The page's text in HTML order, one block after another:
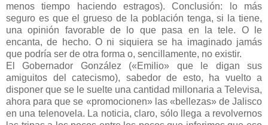
menos tiempo haciendo estragos). Conclusión: lo más
seguro es que el grueso de la población tenga, si la tiene,
una opinión favorable de lo que pasa en la tele. O le
encanta, de hecho. O ni siquiera se ha imaginado jamás
que podría ser de otra forma o, sencillamente, no existir.
El Gobernador González («Emilio» que le digan sus
amiguitos del catecismo), sabedor de esto, ha vuelto a
disponer que se le suelte una cantidad millonaria a Televisa,
ahora para que se «promocionen» las «bellezas» de Jalisco
en una telenovela. La noticia, claro, sólo llega a revolvernos